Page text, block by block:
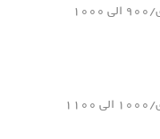
✳️ یونولیت تیرچه کرومیت یک متری/۹۰۰ الی ۱۰۰۰
✳️ یونولیت تیرچه کرومیت یک متری/۱۰۰۰ الی ۱۱۰۰